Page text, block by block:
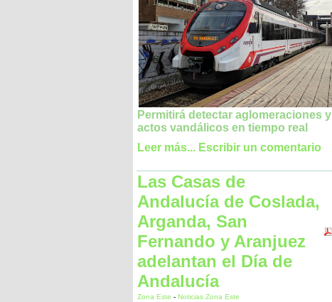
Permitirá detectar aglomeraciones y
actos vandálicos en tiempo real
Leer más... Escribir un comentario
Las Casas de
Andalucía de Coslada,
Arganda, San
Fernando y Aranjuez
adelantan el Día de
Andalucía
Zona Este - Noticias Zona Este